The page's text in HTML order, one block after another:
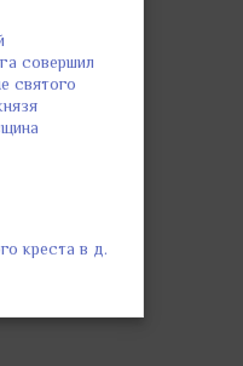
совершил
святого
креста в д.